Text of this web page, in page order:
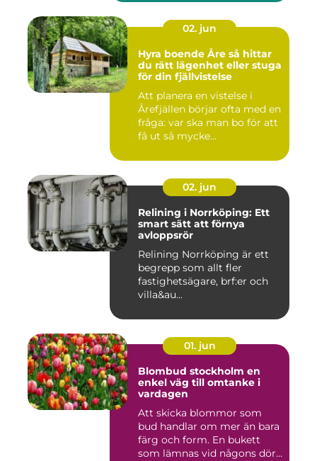
02. jun
Hyra boende Åre så hittar
du rätt lägenhet eller stuga
för din fjällvistelse
Att planera en vistelse i
Årefjällen börjar ofta med en
fråga: var ska man bo för att
få ut så mycke...
02. jun
Relining i Norrköping: Ett
smart sätt att förnya
avloppsrör
Relining Norrköping är ett
begrepp som allt fler
fastighetsägare, brf:er och
villa&au...
01. jun
Blombud stockholm en
enkel väg till omtanke i
vardagen
Att skicka blommor som
bud handlar om mer än bara
färg och form. En bukett
som lämnas vid någons dör...